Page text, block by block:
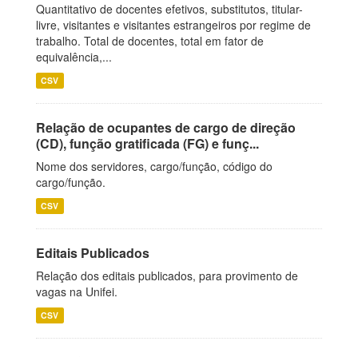
Quantitativo de docentes efetivos, substitutos, titular-
livre, visitantes e visitantes estrangeiros por regime de
trabalho. Total de docentes, total em fator de
equivalência,...
CSV
Relação de ocupantes de cargo de direção
(CD), função gratificada (FG) e funç...
Nome dos servidores, cargo/função, código do
cargo/função.
CSV
Editais Publicados
Relação dos editais publicados, para provimento de
vagas na Unifei.
CSV